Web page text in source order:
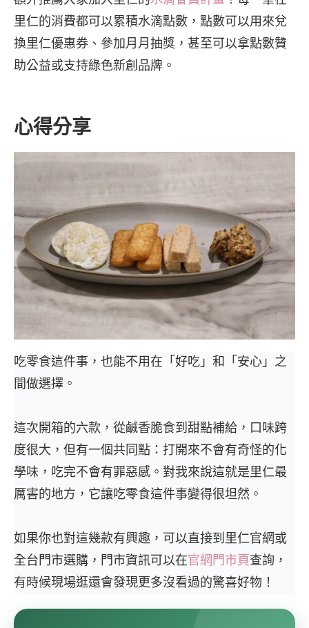
里仁的消費都可以累積水滴點數，點數可以用來兌
換里仁優惠券、參加月月抽獎，甚至可以拿點數贊
助公益或支持綠色新創品牌。
心得分享
吃零食這件事，也能不用在「好吃」和「安心」之
間做選擇。
這次開箱的六款，從鹹香脆食到甜點補給，口味跨
度很大，但有一個共同點：打開來不會有奇怪的化
學味，吃完不會有罪惡感。對我來說這就是里仁最
厲害的地方，它讓吃零食這件事變得很坦然。
如果你也對這幾款有興趣，可以直接到里仁官網或
全台門市選購，門市資訊可以在官網門市頁查詢，
有時候現場逛還會發現更多沒看過的驚喜好物！